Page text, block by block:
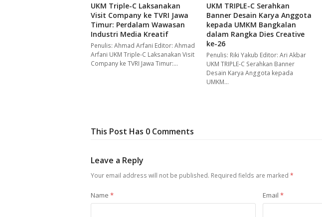
UKM Triple-C Laksanakan
Visit Company ke TVRI Jawa
Timur: Perdalam Wawasan
Industri Media Kreatif
Penulis: Ahmad Arfani Editor: Ahmad
Arfani UKM Triple-C Laksanakan Visit
Company ke TVRI Jawa Timur:…
UKM TRIPLE-C Serahkan
Banner Desain Karya Anggota
kepada UMKM Bangkalan
dalam Rangka Dies Creative
ke-26
Penulis: Riki Yakub Editor: Ari Akbar
UKM TRIPLE-C Serahkan Banner
Desain Karya Anggota kepada
UMKM…
This Post Has 0 Comments
Leave a Reply
Your email address will not be published. Required fields are marked *
Name * Email *